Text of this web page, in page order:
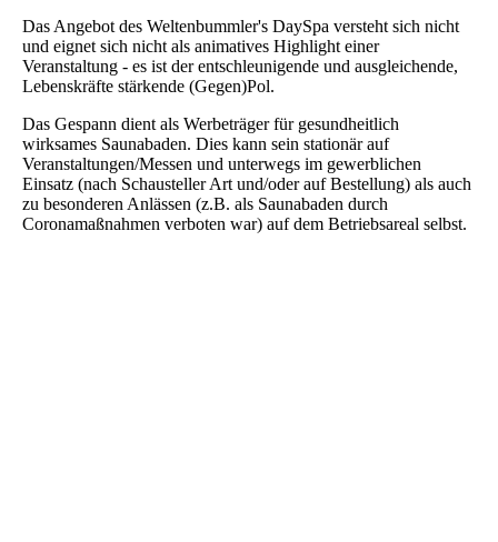
Das Angebot des Weltenbummler's DaySpa versteht sich nicht
und eignet sich nicht als animatives Highlight einer
Veranstaltung - es ist der entschleunigende und ausgleichende,
Lebenskräfte stärkende (Gegen)Pol.
Das Gespann dient als Werbeträger für gesundheitlich
wirksames Saunabaden. Dies kann sein stationär auf
Veranstaltungen/Messen und unterwegs im gewerblichen
Einsatz (nach Schausteller Art und/oder auf Bestellung) als auch
zu besonderen Anlässen (z.B. als Saunabaden durch
Coronamaßnahmen verboten war) auf dem Betriebsareal selbst.